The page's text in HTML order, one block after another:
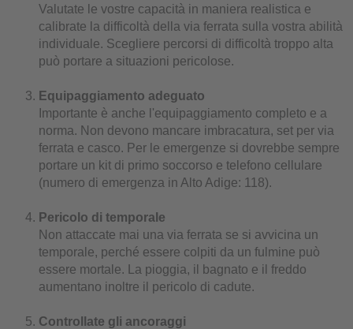
Valutate le vostre capacità in maniera realistica e
calibrate la difficoltà della via ferrata sulla vostra abilità
individuale. Scegliere percorsi di difficoltà troppo alta
può portare a situazioni pericolose.
Equipaggiamento adeguato
Importante è anche l'equipaggiamento completo e a
norma. Non devono mancare imbracatura, set per via
ferrata e casco. Per le emergenze si dovrebbe sempre
portare un kit di primo soccorso e telefono cellulare
(numero di emergenza in Alto Adige: 118).
Pericolo di temporale
Non attaccate mai una via ferrata se si avvicina un
temporale, perché essere colpiti da un fulmine può
essere mortale. La pioggia, il bagnato e il freddo
aumentano inoltre il pericolo di cadute.
Controllate gli ancoraggi